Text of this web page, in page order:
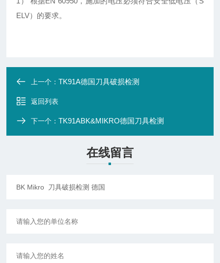
ELV）的要求。
上一个：TK91A德国刀具破损检测
返回列表
下一个：TK91ABK&MIKRO德国刀具检测
在线留言